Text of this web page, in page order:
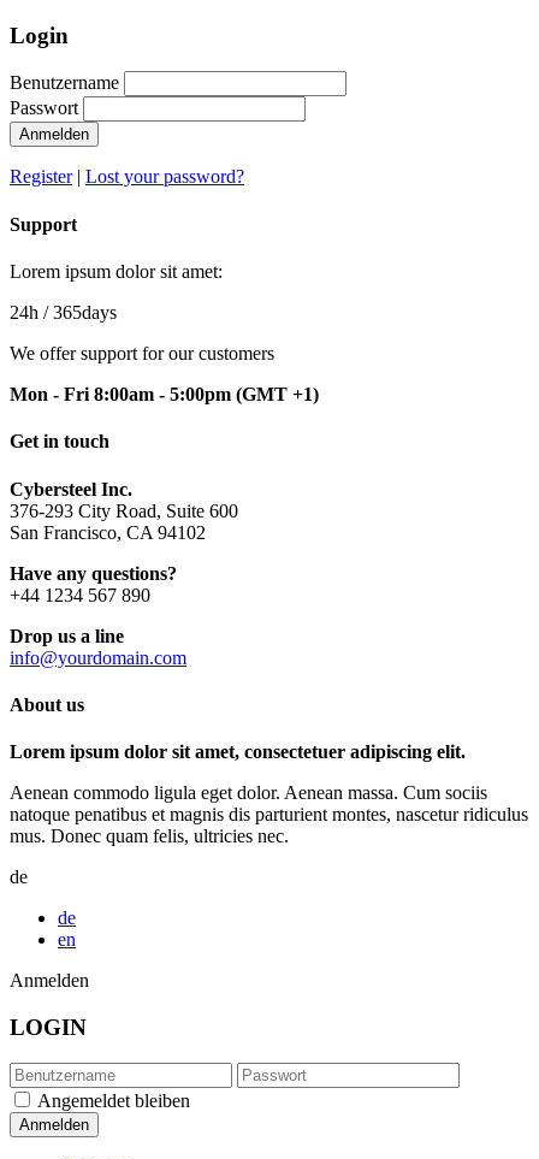
Login
Benutzername
Passwort
Anmelden
Register| Lost your password?
Support
Lorem ipsum dolor sit amet:
24h / 365days
We offer support for our customers
Mon - Fri 8:00am - 5:00pm (GMT +1)
Get in touch
Cybersteel Inc.
376-293 City Road, Suite 600
San Francisco, CA 94102
Have any questions?
+44 1234 567 890
Drop us a line
info@yourdomain.com
About us
Lorem ipsum dolor sit amet, consectetuer adipiscing elit.
Aenean commodo ligula eget dolor. Aenean massa. Cum sociis
natoque penatibus et magnis dis parturient montes, nascetur ridiculus
mus. Donec quam felis, ultricies nec.
de
de
en
Anmelden
LOGIN
Angemeldet bleiben